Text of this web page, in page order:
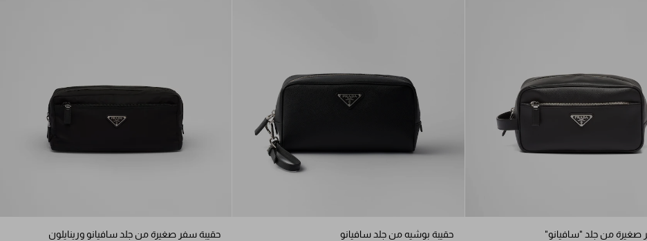
صغيرة من جلد "سافيانو"
حقيبة بوشيه من جلد سافيانو
حقيبة سفر صغيرة من جلد سافيانو ورينايلون